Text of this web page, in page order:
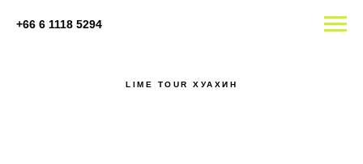
+66 6 1118 5294
LIME TOUR ХУАХИН